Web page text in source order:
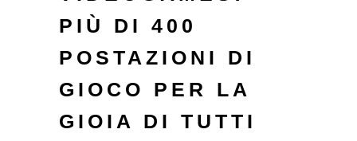
PIÙ DI 400
POSTAZIONI DI
GIOCO
PER LA
GIOIA DI TUTTI